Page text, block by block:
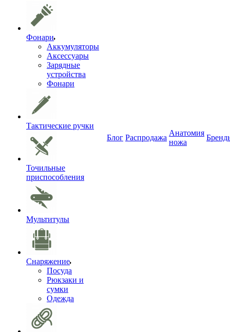
Фонари
Аккумуляторы
Аксессуары
Зарядные
устройства
Фонари
Тактические ручки
Точильные
приспособления
Мультитулы
Снаряжение
Посуда
Рюкзаки и
сумки
Одежда
Блог Распродажа
Анатомия
ножа